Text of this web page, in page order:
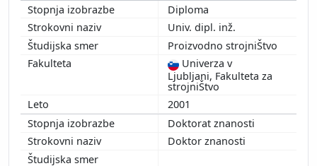
Diploma
Univ. dipl. inž.
Proizvodno strojniŠtvo
Univerza v
Ljubljani, Fakulteta za
strojniŠtvo
2001
Doktorat znanosti
Doktor znanosti